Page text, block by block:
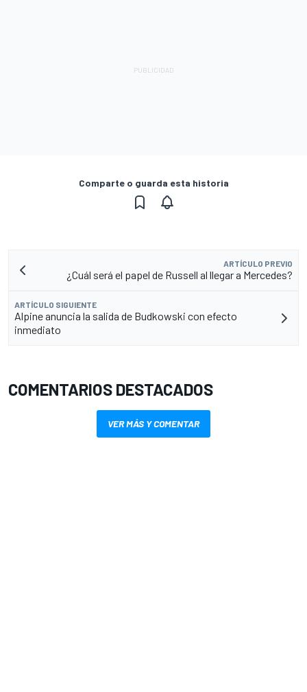
Comparte o guarda esta historia
ARTÍCULO PREVIO
¿Cuál será el papel de Russell al llegar a Mercedes?
ARTÍCULO SIGUIENTE
Alpine anuncia la salida de Budkowski con efecto
inmediato
COMENTARIOS DESTACADOS
VER MÁS Y COMENTAR